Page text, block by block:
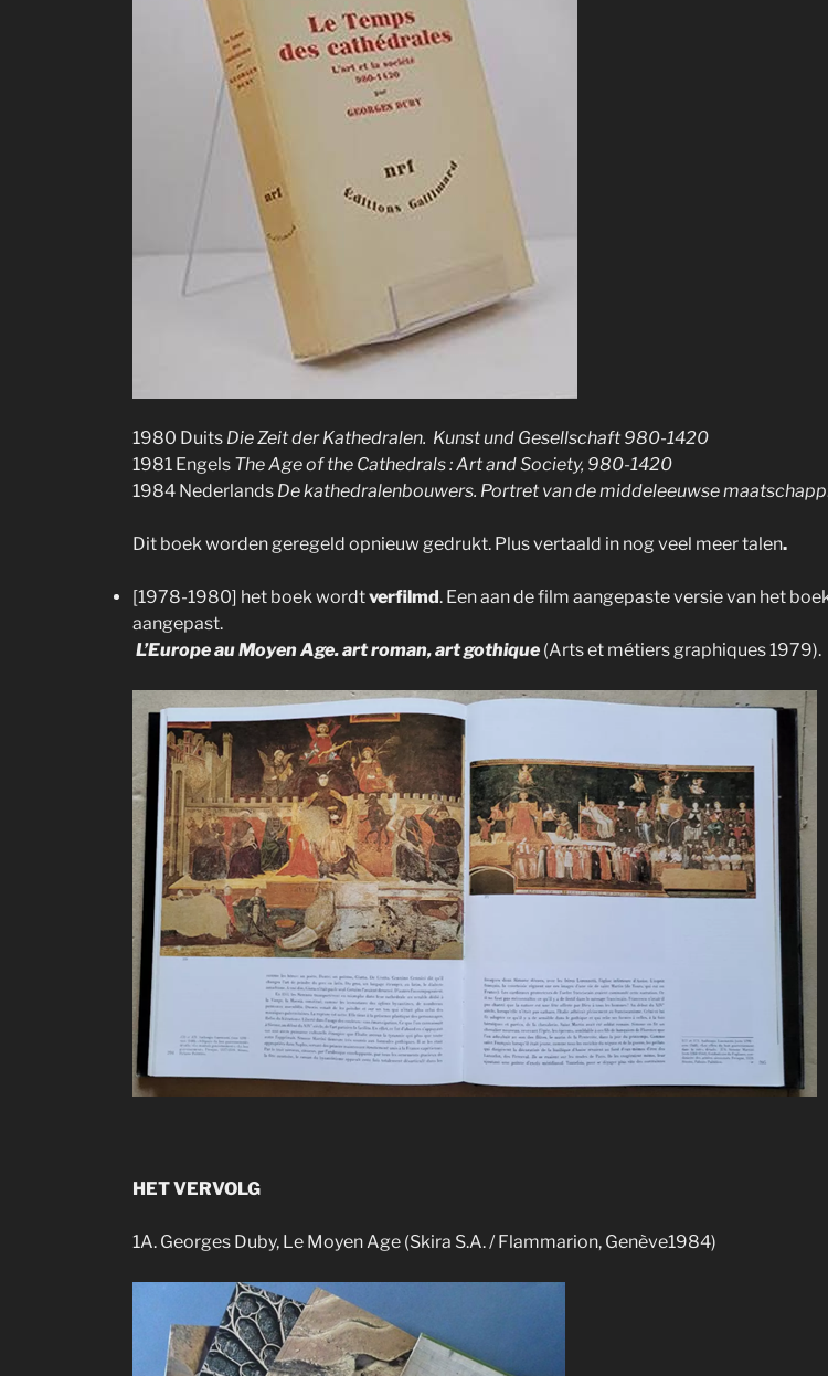
1980 Duits Die Zeit der Kathedralen. Kunst und Gesellschaft 980-1420
1981 Engels The Age of the Cathedrals : Art and Society, 980-1420
1984 Nederlands De kathedralenbouwers. Portret van de middeleeuwse
Dit boek worden geregeld opnieuw gedrukt. Plus vertaald in nog veel meer talen.
[1978-1980] het boek wordtverfilmd. Een aan de film aangepaste versie van het
aangepast.
L’Europe au Moyen Age. art roman, art gothique (Arts et métiers graphiques 1979).
HET VERVOLG
1A. Georges Duby, Le Moyen Age (Skira S.A. / Flammarion, Genève1984)